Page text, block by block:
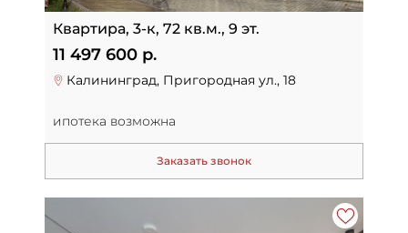
Квартира, 3-к, 72 кв.м., 9 эт.
11 497 600 р.
Калининград, Пригородная ул., 18
ипотека возможна
Заказать звонок